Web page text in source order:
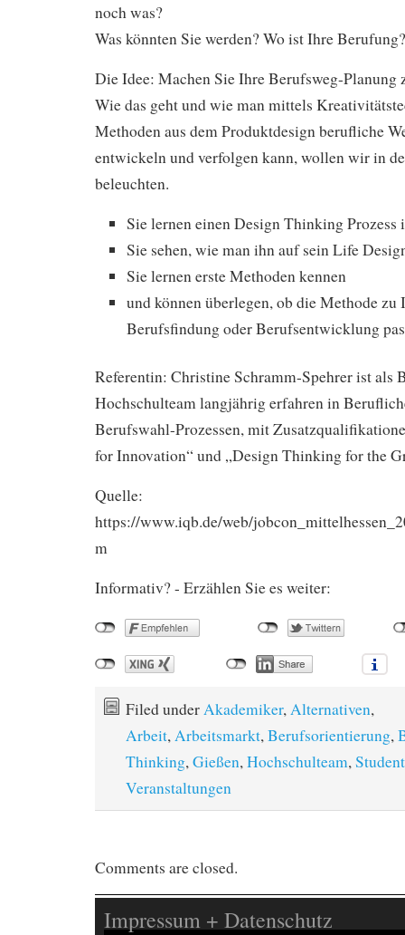
noch was?
Was könnten Sie werden? Wo ist Ihre Berufung?
Die Idee: Machen Sie Ihre Berufsweg-Planung
Wie das geht und wie man mittels
Methoden aus dem Produktdesign berufliche
entwickeln und verfolgen kann, wollen wir in
beleuchten.
Sie lernen einen Design Thinking
Sie sehen, wie man ihn auf sein Life
Sie lernen erste Methoden kennen
und können überlegen, ob die Methode zu
Berufsfindung oder Berufsentwicklung
Referentin: Christine Schramm-Spehrer ist als
Hochschulteam langjährig erfahren in
Berufswahl-Prozessen, mit
for Innovation“ und „Design Thinking for the
Quelle:
https://www.iqb.de/web/
m
Informativ? - Erzählen Sie es weiter:
Filed underAkademiker,Alternativen,
Arbeit,Arbeitsmarkt,Berufsorientierung,
Thinking,Gießen,Hochschulteam,
Veranstaltungen
Comments are closed.
Impressum + Datenschutz